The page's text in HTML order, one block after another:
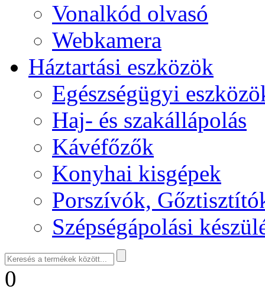
Vonalkód olvasó
Webkamera
Háztartási eszközök
Egészségügyi
Haj- és szakállápolás
Kávéfőzők
Konyhai kisgépek
Porszívók,
Szépségápolási
0